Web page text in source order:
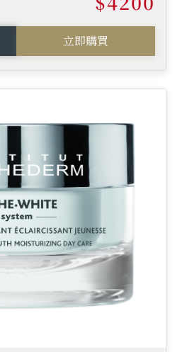
立即購買